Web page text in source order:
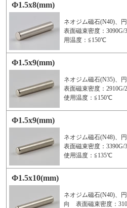
Φ1.5x8(mm)
ネオジム磁石(N40)、
表面磁束密度：
用温度：≦150℃
Φ1.5x9(mm)
ネオジム磁石(N35)、
表面磁束密度：
使用温度：≦150℃
Φ1.5x9(mm)
ネオジム磁石(N48)、
表面磁束密度：
使用温度：≦135℃
Φ1.5x10(mm)
ネオジム磁石(N40)、
向 表面磁束密度：